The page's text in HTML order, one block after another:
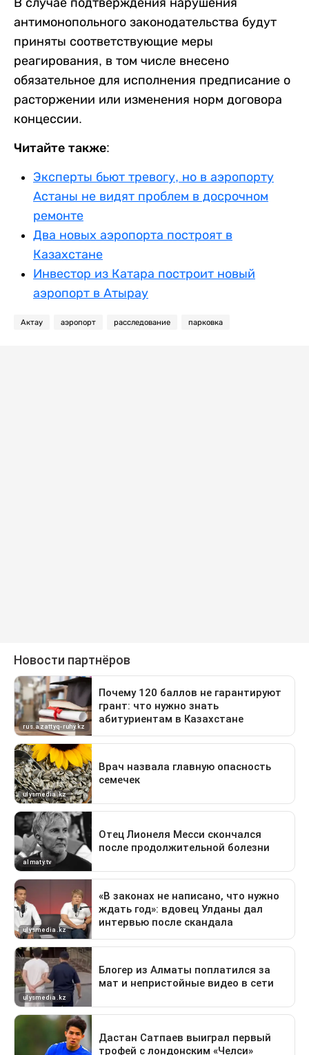
В случае подтверждения нарушения
антимонопольного законодательства будут
приняты соответствующие меры
реагирования, в том числе внесено
обязательное для исполнения предписание о
расторжении или изменения норм договора
концессии.
Читайте также:
Эксперты бьют тревогу, но в аэропорту
Астаны не видят проблем в досрочном
ремонте
Два новых аэропорта построят в
Казахстане
Инвестор из Катара построит новый
аэропорт в Атырау
Актау аэропорт расследование парковка